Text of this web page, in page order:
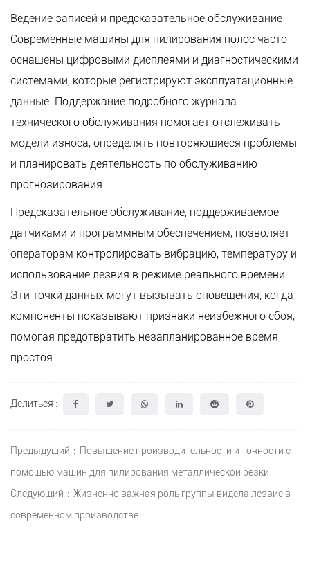
Ведение записей и предсказательное обслуживание
Современные машины для пилирования полос часто
оснащены цифровыми дисплеями и диагностическими
системами, которые регистрируют эксплуатационные
данные. Поддержание подробного журнала
технического обслуживания помогает отслеживать
модели износа, определять повторяющиеся проблемы
и планировать деятельность по обслуживанию
прогнозирования.
Предсказательное обслуживание, поддерживаемое
датчиками и программным обеспечением, позволяет
операторам контролировать вибрацию, температуру и
использование лезвия в режиме реального времени.
Эти точки данных могут вызывать оповещения, когда
компоненты показывают признаки неизбежного сбоя,
помогая предотвратить незапланированное время
простоя.
Делиться :
Предыдущий：Повышение производительности и точности с
помощью машин для пилирования металлической резки
Следующий：Жизненно важная роль группы видела лезвие в
современном производстве